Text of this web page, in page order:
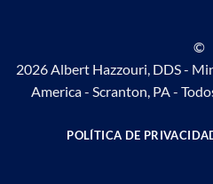
©
2026 Albert Hazzouri, DDS -
America - Scranton, PA -
POLÍTICA DE